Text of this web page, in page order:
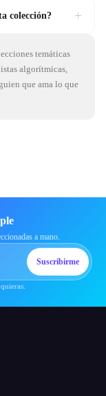
colección? +
temáticas
algorítmicas,
que ama lo que
a mano.
Suscribirme